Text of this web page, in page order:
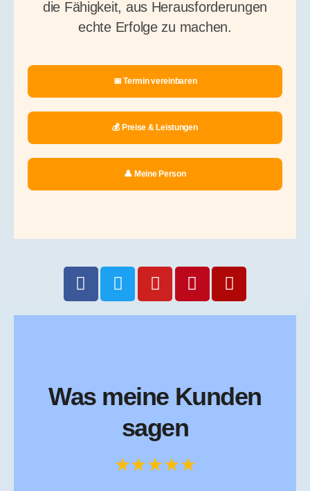
die Fähigkeit, aus Herausforderungen
echte Erfolge zu machen.
📅 Termin vereinbaren
💰 Preise & Leistungen
👤 Meine Person
Was meine Kunden
sagen
★★★★★